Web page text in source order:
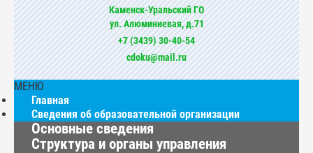
Каменск-Уральский ГО
ул. Алюминиевая, д.71
+7 (3439) 30-40-54
cdoku@mail.ru
МЕНЮ
Главная
Сведения об образовательной организации
Основные сведения
Структура и органы управления